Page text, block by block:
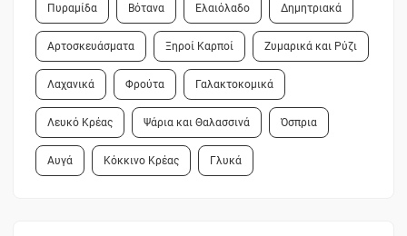
Πυραμίδα Βότανα Ελαιόλαδο Δημητριακά
Αρτοσκευάσματα Ξηροί Καρποί Ζυμαρικά και Ρύζι
Λαχανικά Φρούτα Γαλακτοκομικά
Λευκό Κρέας Ψάρια και Θαλασσινά Όσπρια
Αυγά Κόκκινο Κρέας Γλυκά